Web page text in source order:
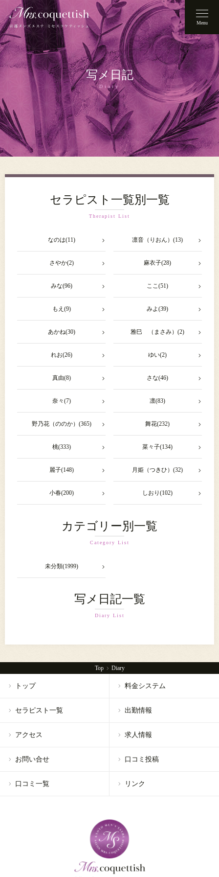
Menu
写メ日記
Diary
セラピスト一覧別一覧
Therapist List
なのは(11) 凛音（りおん）(13)
さやか(2) 麻衣子(28)
みな(96) ここ(51)
もえ(9) みよ(39)
あかね(30) 雅巳 （まさみ）(2)
れお(26) ゆい(2)
真由(8) さな(46)
奈々(7) 凛(83)
野乃花（ののか）(365) 舞花(232)
桃(333) 菜々子(134)
麗子(148) 月姫（つきひ）(32)
小春(200) しおり(102)
カテゴリー別一覧
Category List
未分類(1999)
写メ日記一覧
Diary List
Top Diary
トップ 料金システム
セラピスト一覧 出勤情報
アクセス 求人情報
お問い合せ 口コミ投稿
口コミ一覧 リンク